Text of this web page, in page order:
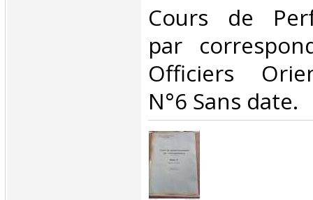
‎Cours de
par
Officiers
N°6 Sans date.‎